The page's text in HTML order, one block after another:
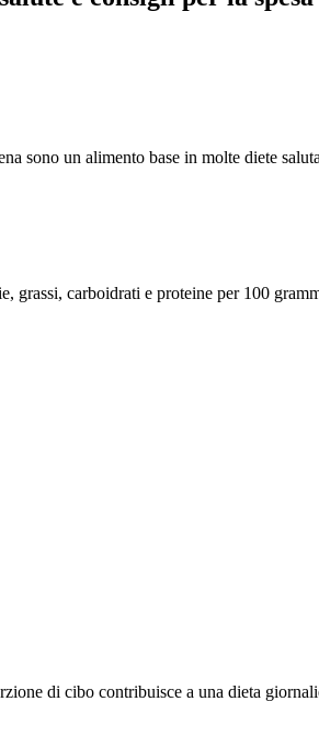
sono un alimento base in molte diete
carboidrati e proteine per 100
di cibo contribuisce a una dieta